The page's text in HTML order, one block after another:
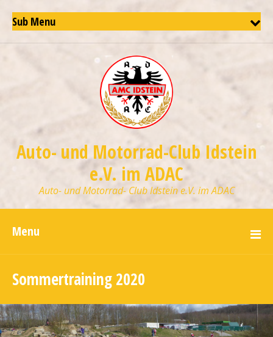
Sub Menu
Auto- und Motorrad-Club Idstein
e.V. im ADAC
Auto- und Motorrad- Club Idstein e.V. im ADAC
Menu
Sommertraining 2020